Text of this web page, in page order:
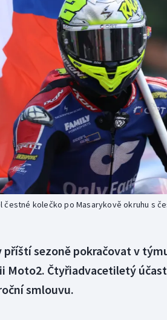
Moderní pětiboj
Motorsport
Olympijské hry
Parasport
Plavání
Plážový
kolečko po Masarykově okruhu s
příští sezoně pokračovat v
Moto2. Čtyřiadvacetiletý
smlouvu.